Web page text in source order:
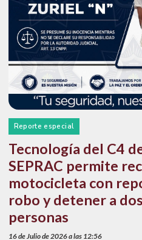
Reporte especial
Tecnología del C4
SEPRAC permite
motocicleta con
robo y detener a dos
personas
16 de Julio de 2026 a las 12:56